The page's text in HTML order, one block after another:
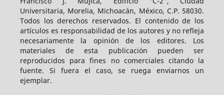
Universitaria, Morelia, Michoacán, México, C.P. 58030.
Todos los derechos reservados. El contenido de los
artículos es responsabilidad de los autores y no refleja
necesariamente la opinión de los editores. Los
materiales de esta publicación pueden ser
reproducidos para fines no comerciales citando la
fuente. Si fuera el caso, se ruega enviarnos un
ejemplar.